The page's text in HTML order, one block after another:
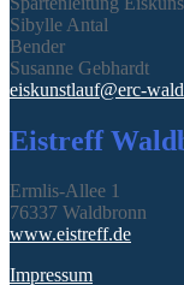
Susanne Gebhardt
eiskunstlauf@erc-
Eistreff
Ermlis-Allee 1
76337 Waldbronn
www.eistreff.de
Impressum